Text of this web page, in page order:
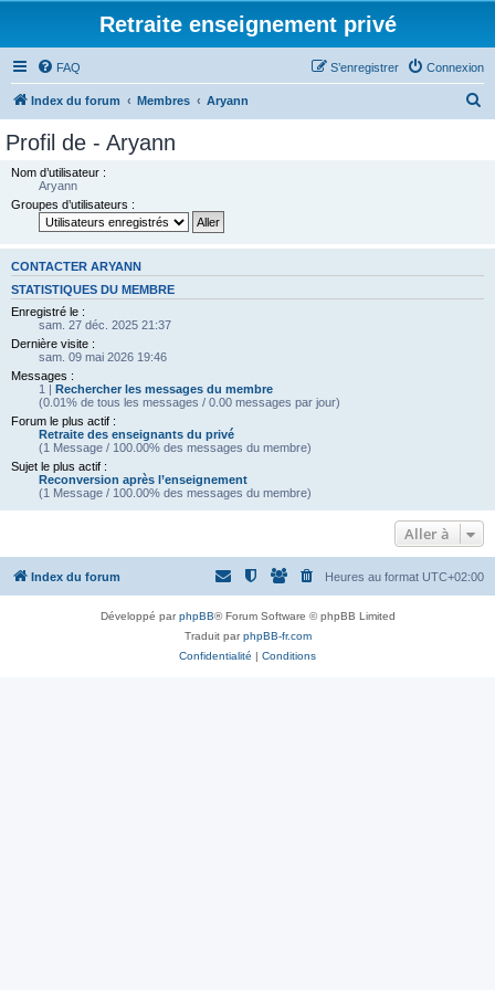
Retraite enseignement privé
FAQ Connexion
S’enregistrer
Index du forum Membres Aryann
Profil de - Aryann
Nom d’utilisateur :
Aryann
Groupes d’utilisateurs :
CONTACTER ARYANN
STATISTIQUES DU MEMBRE
Enregistré le :
sam. 27 déc. 2025 21:37
Dernière visite :
sam. 09 mai 2026 19:46
Messages :
1 | Rechercher les messages du membre
(0.01% de tous les messages / 0.00 messages par jour)
Forum le plus actif :
Retraite des enseignants du privé
(1 Message / 100.00% des messages du membre)
Sujet le plus actif :
Reconversion après l’enseignement
(1 Message / 100.00% des messages du membre)
Aller à
Index du forum Heures au format UTC+02:00
Développé parphpBB® Forum Software © phpBB Limited
Traduit parphpBB-fr.com
Confidentialité | Conditions